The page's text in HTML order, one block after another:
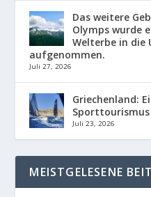
Das weitere
Olymps wurde
Welterbe in die
aufgenommen.
Juli 27, 2026
Griechenland:
Sporttourismus
Juli 23, 2026
MEISTGELESENE